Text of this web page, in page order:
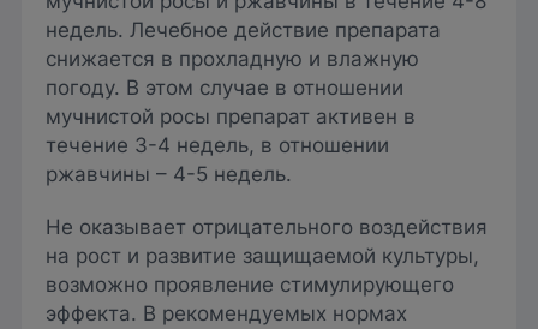
недель. Лечебное действие препарата
снижается в прохладную и влажную
погоду. В этом случае в отношении
мучнистой росы препарат активен в
течение 3-4 недель, в отношении
ржавчины – 4-5 недель.
Не оказывает отрицательного воздействия
на рост и развитие защищаемой культуры,
возможно проявление стимулирующего
эффекта. В рекомендуемых нормах